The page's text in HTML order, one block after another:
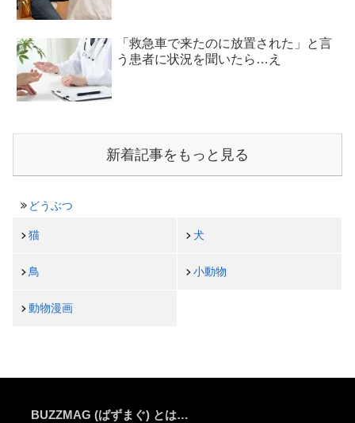
「救急車で来たのに放置された」と言
う患者に状況を聞いたら…え
新着記事をもっと見る
どうぶつ
猫 犬
鳥 小動物
動物漫画
BUZZMAG (ばずまぐ) とは…